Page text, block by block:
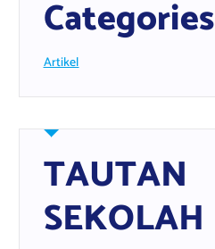
Categories
Artikel
TAUTAN
SEKOLAH